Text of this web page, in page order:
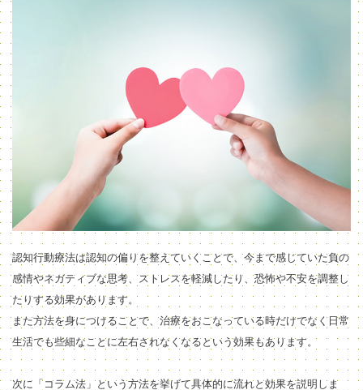
認知行動療法は認知の偏りを整えていくことで、今まで感じていた負の
感情やネガティブな思考、ストレスを軽減したり、恐怖や不安を調整し
たりする効果があります。
また方法を身につけることで、治療をおこなっている時だけでなく日常
生活でも些細なことに左右されなくなるという効果もあります。
次に「コラム法」という方法を挙げて具体的に流れと効果を説明しま